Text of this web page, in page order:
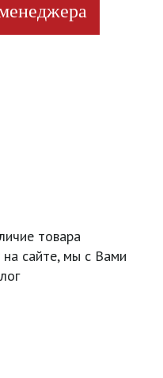
товара
сайте, мы с Вами